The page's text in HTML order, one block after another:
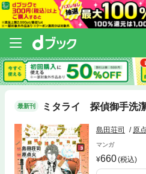
最新刊 ミタライ 探偵御手洗
島田荘司 原
マンガ
660(税込)